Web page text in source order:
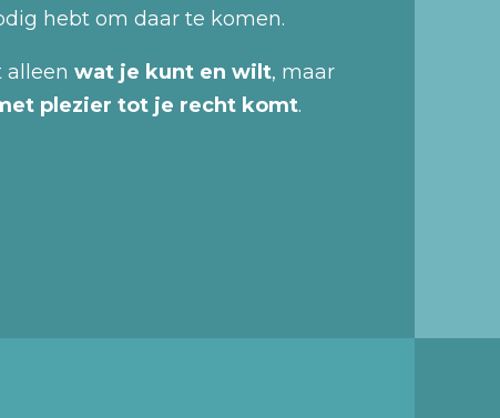
hebt om daar te komen.
alleen wat je kunt en wilt, maar
plezier tot je recht komt.